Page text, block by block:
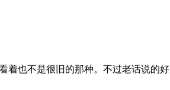
也不是很旧的那种。不过老话说的